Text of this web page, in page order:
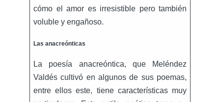
cómo el amor es irresistible pero también
voluble y engañoso.
Las anacreónticas
La poesía anacreóntica, que Meléndez
Valdés cultivó en algunos de sus poemas,
entre ellos este, tiene características muy